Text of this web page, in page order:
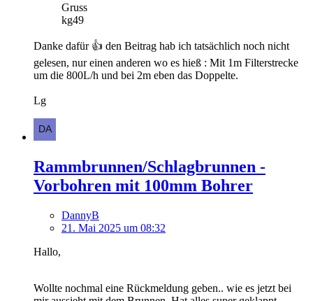
Gruss
kg49
Danke dafür 👍 den Beitrag hab ich tatsächlich noch nicht
gelesen, nur einen anderen wo es hieß : Mit 1m Filterstrecke
um die 800L/h und bei 2m eben das Doppelte.
Lg
Rammbrunnen/Schlagbrunnen -
Vorbohren mit 100mm Bohrer
DannyB
21. Mai 2025 um 08:32
Hallo,
Wollte nochmal eine Rückmeldung geben.. wie es jetzt bei